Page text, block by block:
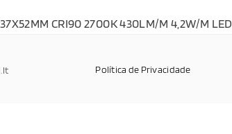
CRI90 2700K 430LM/M 4,2W/M LED
Política de Privacidade